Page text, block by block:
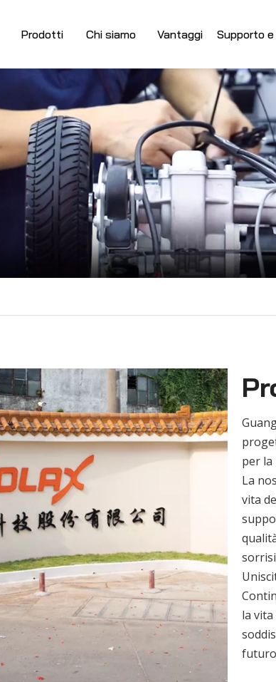
Prodotti Chi siamo Vantaggi Supporto
per la
La
vita
la
futuro